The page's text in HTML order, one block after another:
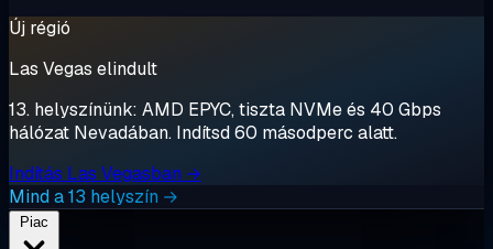
Új régió
Las Vegas elindult
13. helyszínünk: AMD EPYC, tiszta NVMe és 40 Gbps
hálózat Nevadában. Indítsd 60 másodperc alatt.
Indítás Las Vegasban →
Mind a 13 helyszín →